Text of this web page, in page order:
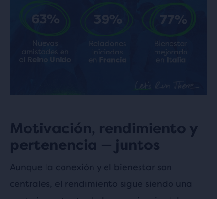
Motivación, rendimiento y
pertenencia — juntos
Aunque la conexión y el bienestar son
centrales, el rendimiento sigue siendo una